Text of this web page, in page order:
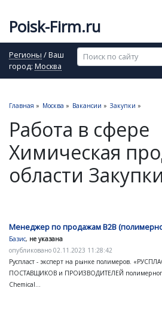
Poisk-Firm.ru
Регионы / Ваш
город: Москва
Главная » Москва » Вакансии » Закупки »
Работа в сфере
Химическая
области
Менеджер по продажам B2B
Базис, не указана
опубликовано 02.11.2023 11:28:42
Руспласт - эксперт на рынке полимеров.
ПОСТАВЩИКОВ и ПРОИЗВОДИТЕЛЕЙ полимерного
Chemical...